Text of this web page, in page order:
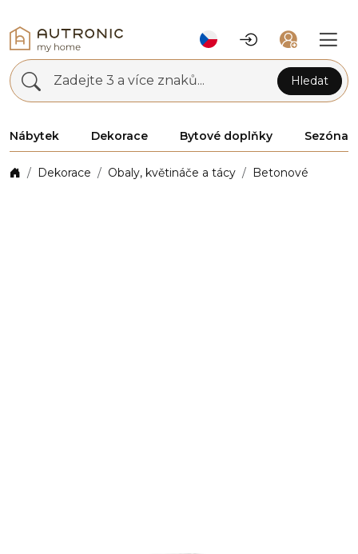
Zadejte 3 a více znaků... Hledat
Nábytek Dekorace Bytové doplňky Sezóna
Dekorace Obaly, květináče a tácy Betonové